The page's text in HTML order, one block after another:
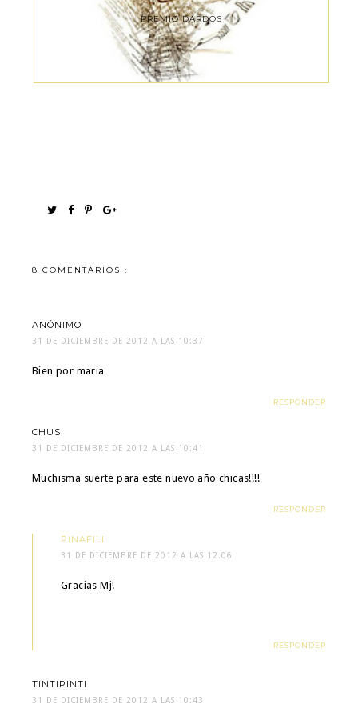
PREMIO DARDOS
8 COMENTARIOS :
ANÓNIMO
31 DE DICIEMBRE DE 2012 A LAS 10:37
Bien por maria
RESPONDER
CHUS
31 DE DICIEMBRE DE 2012 A LAS 10:41
Muchisma suerte para este nuevo año chicas!!!!
RESPONDER
PINAFILI
31 DE DICIEMBRE DE 2012 A LAS 12:06
Gracias Mj!
RESPONDER
TINTIPINTI
31 DE DICIEMBRE DE 2012 A LAS 10:43